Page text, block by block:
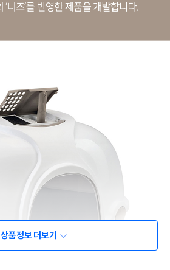
상품정보 더보기